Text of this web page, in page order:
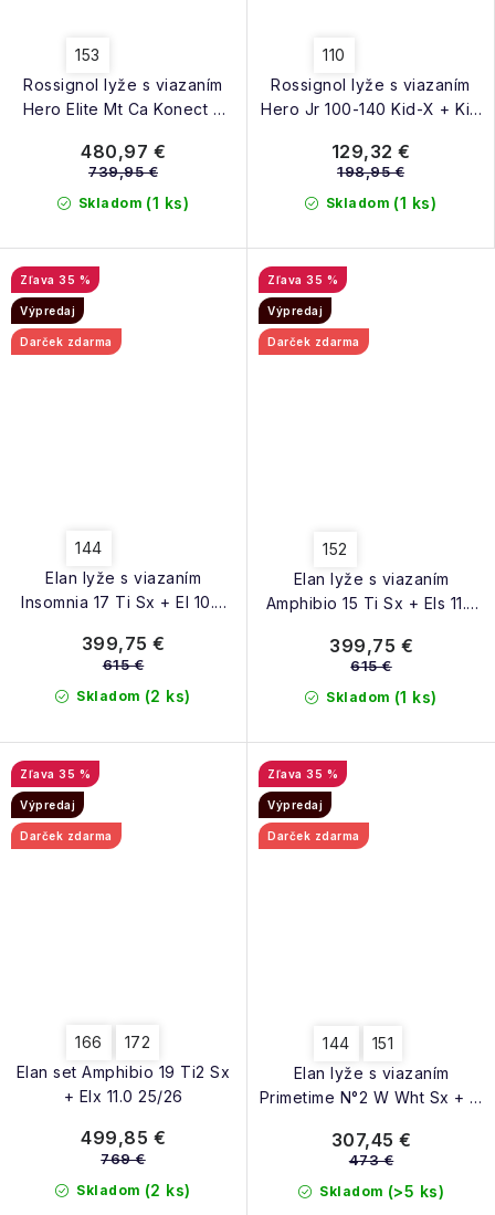
Rossignol lyže s viazaním
Hero Elite Mt Ca Konect +
153
Skladom (1 ks)
480,97 €
739,95 €
Rossignol lyže s viazaním
Hero Jr 100-140 Kid-X + Kid
110
Skladom (1 ks)
129,32 €
198,95 €
Elan lyže s viazaním
Insomnia 17 Ti Sx + El 10.0
35 %
Výpredaj
Darček zdarma
144
Skladom (2 ks)
399,75 €
615 €
Elan lyže s viazaním
Amphibio 15 Ti Sx + Els 11.0
35 %
Výpredaj
Darček zdarma
152
Skladom (1 ks)
399,75 €
615 €
Elan set Amphibio 19 Ti2 Sx
+ Elx 11.0 25/26
35 %
Výpredaj
Darček zdarma
166 172
Skladom (2 ks)
499,85 €
769 €
Elan lyže s viazaním
Primetime N°2 W Wht Sx + El
35 %
Výpredaj
Darček zdarma
144 151
Skladom (>5 ks)
307,45 €
473 €